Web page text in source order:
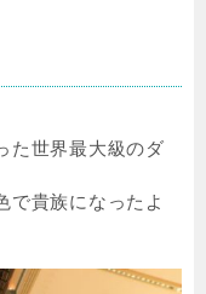
た世界最大級のダ
で貴族になったよ